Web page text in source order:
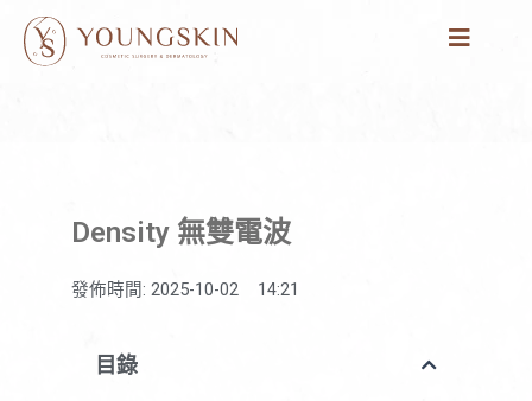
Density 無雙電波
發佈時間: 2025-10-02 14:21
目錄